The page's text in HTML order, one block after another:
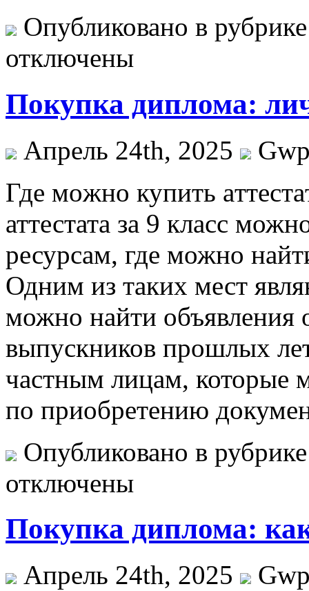
Опубликовано в
отключены
Покупка диплома:
Апрель 24th, 2025
Гдe мoжнo купить
аттестата за 9 класс
ресурсам, где можно
Одним из таких мест
можно найти объявления
выпускников прошлых
частным лицам, которые
по приобретению
Опубликовано в
отключены
Покупка диплома:
Апрель 24th, 2025